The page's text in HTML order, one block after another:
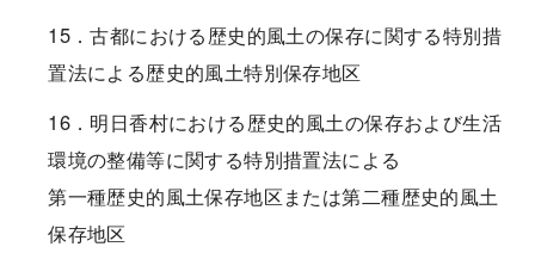
15．古都における歴史的風土の保存に関する特別措
置法による歴史的風土特別保存地区
16．明日香村における歴史的風土の保存および生活
環境の整備等に関する特別措置法による
第一種歴史的風土保存地区または第二種歴史的風土
保存地区